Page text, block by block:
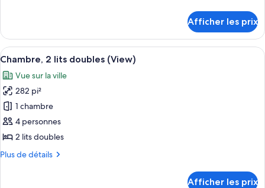
très
grand
lit,
vue
sur
l’océan
(Renovated,
High
Ocean
View)
Chambre,
très
lit,
vue
sur
l’océan
(Renovated,
High
Ocean
View)
Afficher les prix
Afficher
toutes
les
photos
pour
ce
type
chambre :
Une chambre d’hôtel avec deux lits,
7
Chambre, 2 lits doubles (View)
Vue sur la ville
282 pi²
1 chambre
4 personnes
2 lits doubles
Plus de détails
Plus
Afficher les prix